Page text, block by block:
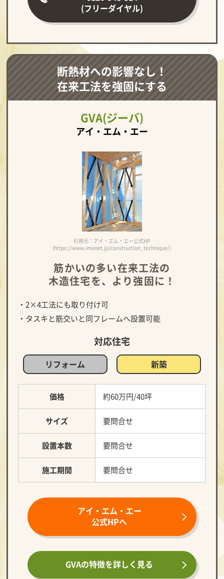
(フリーダイヤル)
断熱材への影響なし！
在来工法を強固にする
GVA(ジーバ)
アイ・エム・エー
引用元：アイ・エム・エー公式HP
(https://www.imanet.jp/construction_technique/)
筋かいの多い在来工法の
木造住宅を、より強固に！
・2×4工法にも取り付け可
・タスキと筋交いと同フレームへ設置可能
対応住宅
リフォーム 新築
価格 約60万円/40坪
サイズ 要問合せ
設置本数 要問合せ
施工期間 要問合せ
アイ・エム・エー
公式HPへ
GVAの特徴を詳しく見る